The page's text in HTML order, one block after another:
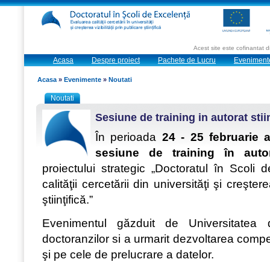
Acest site este cofinantat
Acasa Despre proiect Pachete de Lucru
Acasa » Evenimente » Noutati
Noutati
Sesiune de training in autorat
În perioada 24 - 25 februarie
sesiune de training în
proiectului strategic „Doctoratul în Scoli
calităţii cercetării din universităţi şi
ştiinţifică.”
Evenimentul găzduit de
doctoranzilor si a urmarit dezvoltarea
şi pe cele de prelucrare a datelor.